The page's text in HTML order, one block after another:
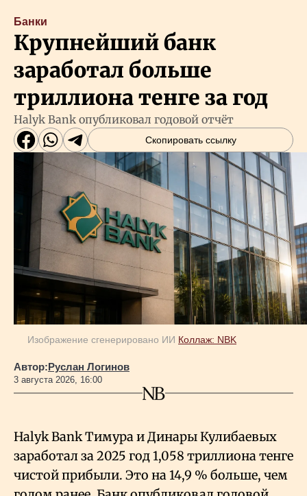
Банки
Крупнейший банк
заработал больше
триллиона тенге за год
Halyk Bank опубликовал годовой отчёт
Скопировать ссылку
Изображение сгенерировано ИИ Коллаж: NBK
Автор:Руслан Логинов
3 августа 2026, 16:00
Halyk Bank Тимура и Динары Кулибаевых
заработал за 2025 год 1,058 триллиона тенге
чистой прибыли. Это на 14,9 % больше, чем